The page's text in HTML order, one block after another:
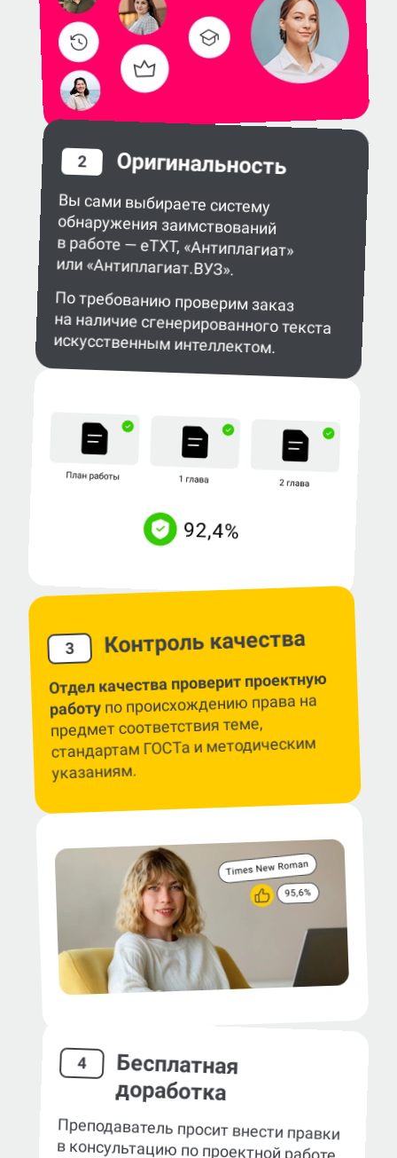
2 Оригинальность
Вы сами выбираете систему
обнаружения заимствований
в работе — eTXT, «Антиплагиат»
или «Антиплагиат.ВУЗ».
По требованию проверим заказ
на наличие сгенерированного текста
искусственным интеллектом.
3 Контроль качества
Отдел качества проверит проектную
работупо происхождению права на
предмет соответствия теме,
стандартам ГОСТа и методическим
указаниям.
4 Бесплатная
доработка
Преподаватель просит внести правки
в консультацию по проектной работе